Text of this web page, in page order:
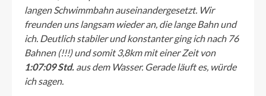
langen Schwimmbahn auseinandergesetzt. Wir
freunden uns langsam wieder an, die lange Bahn und
ich. Deutlich stabiler und konstanter ging ich nach 76
Bahnen (!!!) und somit 3,8km mit einer Zeit von
1:07:09 Std. aus dem Wasser. Gerade läuft es, würde
ich sagen.